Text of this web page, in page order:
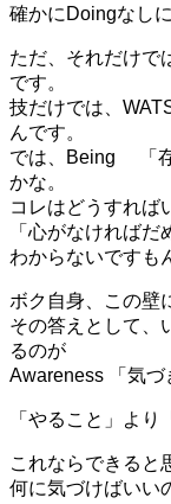
確かにDoingなし
ただ、それだけで
です。
技だけでは、
んです。
では、Being 「
かな。
コレはどうすれば
「心がなければ
わからないですも
ボク自身、この壁
その答えとして、
るのが
Awareness 「気づ
「やること」より
これならできると
何に気づけばいい